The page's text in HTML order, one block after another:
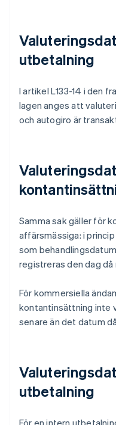
utbetalning
I artikel L133-14 i den
lagen anges att
och autogiro är
Samma sak gäller för
affärsmässiga: i
som
registreras den dag
För kommersiella
kontantinsättning inte
senare än det datum
utbetalning